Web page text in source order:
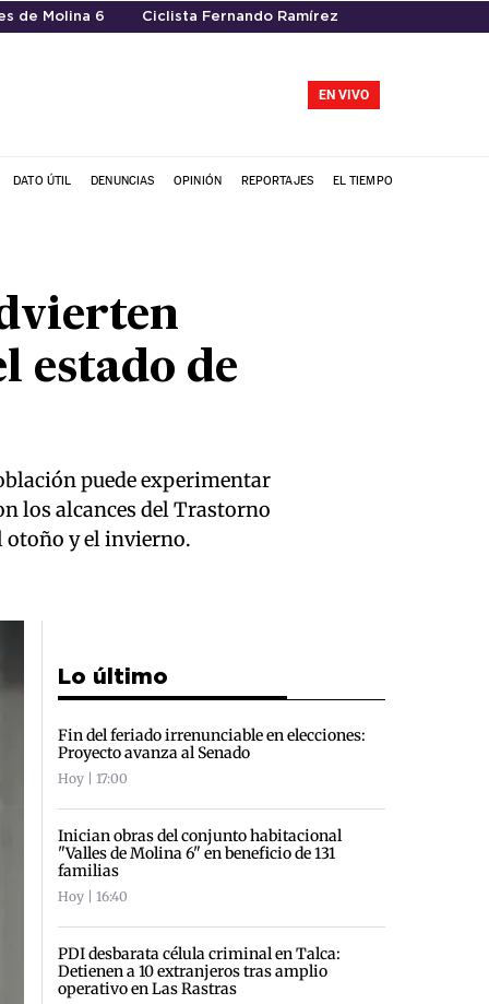
de Molina 6 Ciclista Fernando Ramírez
EN VIVO
DATO ÚTIL DENUNCIAS OPINIÓN REPORTAJES EL TIEMPO
estado de
puede experimentar
los alcances del Trastorno
otoño y el invierno.
Lo último
Fin del feriado irrenunciable en elecciones:
Proyecto avanza al Senado
Hoy | 17:00
Inician obras del conjunto habitacional
"Valles de Molina 6" en beneficio de 131
familias
Hoy | 16:40
PDI desbarata célula criminal en Talca:
Detienen a 10 extranjeros tras amplio
operativo en Las Rastras